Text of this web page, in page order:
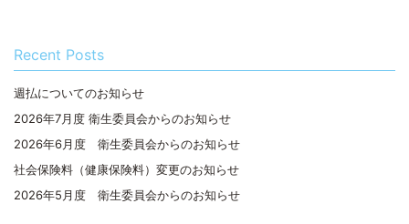
Recent Posts
週払についてのお知らせ
2026年7月度 衛生委員会からのお知らせ
2026年6月度 衛生委員会からのお知らせ
社会保険料（健康保険料）変更のお知らせ
2026年5月度 衛生委員会からのお知らせ